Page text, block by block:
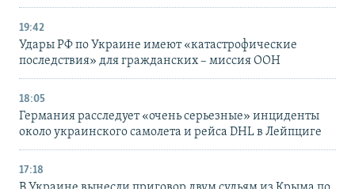
19:42
Удары РФ по Украине имеют «катастрофические
последствия» для гражданских – миссия ООН
18:05
Германия расследует «очень серьезные» инциденты
около украинского самолета и рейса DHL в Лейпциге
17:18